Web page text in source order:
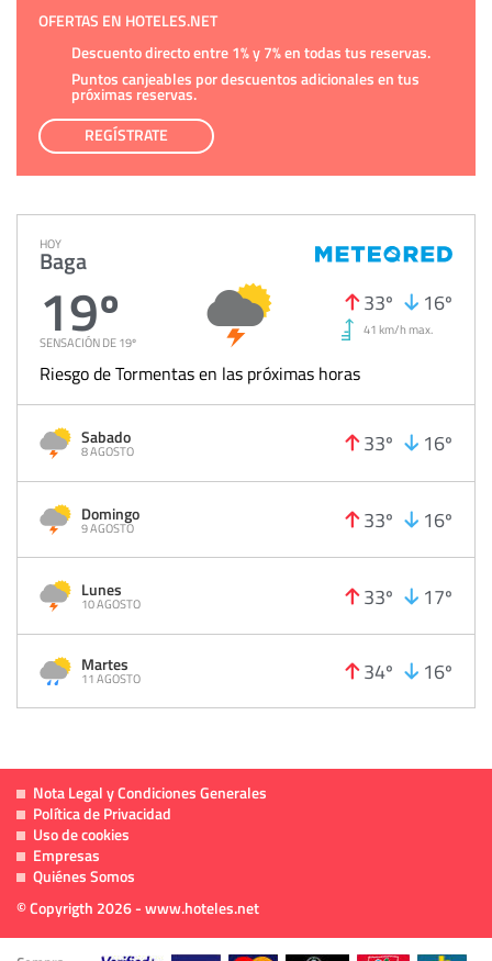
OFERTAS EN HOTELES.NET
Descuento directo entre 1% y 7% en todas tus reservas.
Puntos canjeables por descuentos adicionales en tus
próximas reservas.
REGÍSTRATE
HOY
Baga
19º
SENSACIÓN DE 19º
33º 16º
41 km/h max.
Riesgo de Tormentas en las próximas horas
Sabado
8 AGOSTO 33º 16º
Domingo
9 AGOSTO 33º 16º
Lunes
10 AGOSTO 33º 17º
Martes
11 AGOSTO 34º 16º
Nota Legal y Condiciones Generales
Política de Privacidad
Uso de cookies
Empresas
Quiénes Somos
© Copyrigth 2026 - www.hoteles.net